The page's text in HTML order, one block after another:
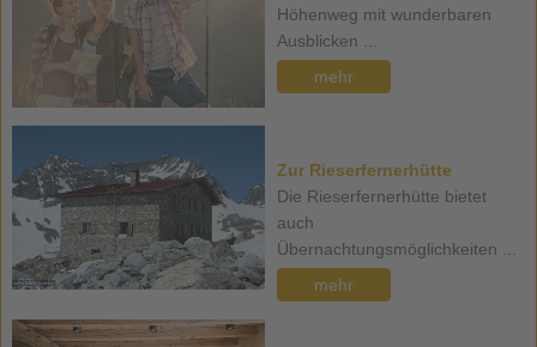
Höhenweg mit wunderbaren
Ausblicken ...
mehr
Zur Rieserfernerhütte
Die Rieserfernerhütte bietet
auch
Übernachtungsmöglichkeiten ...
mehr